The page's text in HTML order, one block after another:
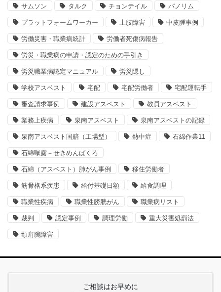
サムソン タルク チョンテイル パノリム
プラットフォームワーカー 上肢障害 中皮腫事例
労働災害・職業病統計 労働者死傷病報告
労災・職業病の申請・認定のための手引き
労災職業病認定マニュアル 労災隠し
学校アスベスト 宅配 宅配労働者 宅配運転手
審査請求事例 建設アスベスト 教員アスベスト
業務上疾病 泉南アスベスト 泉南アスベストの記録
泉南アスベスト国賠（工場型） 熱中症 石綿作業11
石綿曝露－せきめんばくろ
石綿（アスベスト）肺がん事例 移住労働者
筋骨格系疾患 給付基礎日額 給食調理
職業性疾病 職業性膀胱がん 職業病リスト
裁判 認定事例 調理労働 重大災害処罰法
頸肩腕障害
ご相談はお早めに